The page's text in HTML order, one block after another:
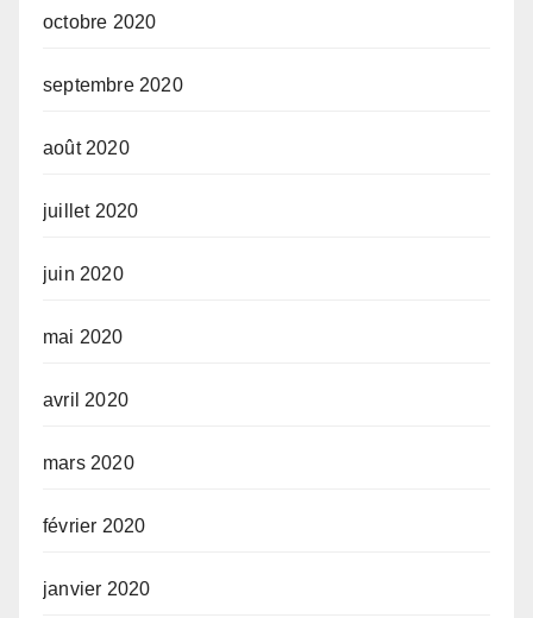
octobre 2020
septembre 2020
août 2020
juillet 2020
juin 2020
mai 2020
avril 2020
mars 2020
février 2020
janvier 2020